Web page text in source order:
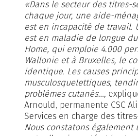
«Dans le secteur des titres-
chaque jour, une aide-
est en incapacité de travail.
est en maladie de longue
Home, qui emploie 4.000
Wallonie et à Bruxelles, le
identique. Les causes
musculosquelettiques,
problèmes cutanés...,
Arnould, permanente CSC
Services en charge des
Nous constatons